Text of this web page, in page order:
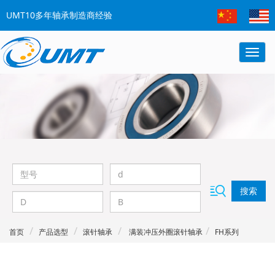
UMT10多年轴承制造商经验
搜索
首页 产品选型 滚针轴承 满装冲压外圈滚针轴承 FH系列